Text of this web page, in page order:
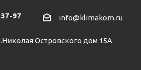
97 info@klimakom.ru
Островского дом 15А